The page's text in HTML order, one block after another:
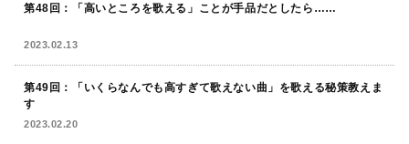
第48回：「高いところを歌える」ことが手品だとしたら……
2023.02.13
第49回：「いくらなんでも高すぎて歌えない曲」を歌える秘策教えま
す
2023.02.20